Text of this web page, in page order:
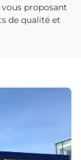
proposant
de qualité et